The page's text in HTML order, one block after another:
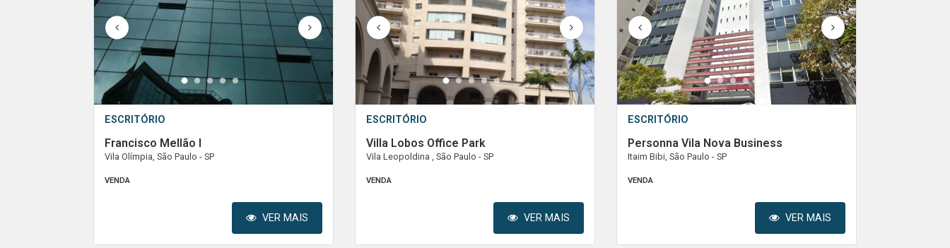
1 2 3 4 5
ESCRITÓRIO
Francisco Mellão I
Vila Olímpia, São Paulo - SP
VENDA
VER MAIS
1 2 3 4 5
ESCRITÓRIO
Villa Lobos Office Park
Vila Leopoldina , São Paulo - SP
VENDA
VER MAIS
1 2 3 4
ESCRITÓRIO
Personna Vila Nova Business
Itaim Bibi, São Paulo - SP
VENDA
VER MAIS